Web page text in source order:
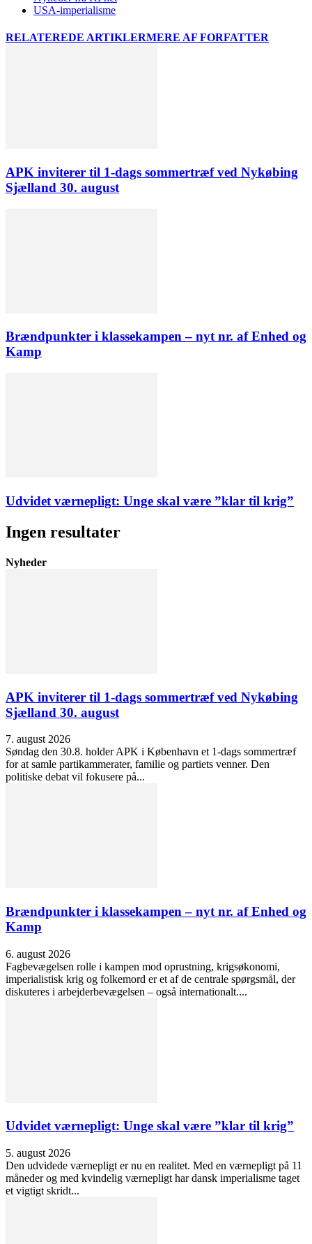
USA-imperialisme
RELATEREDE ARTIKLERMERE AF FORFATTER
APK inviterer til 1-dags sommertræf ved Nykøbing
Sjælland 30. august
Brændpunkter i klassekampen – nyt nr. af Enhed og
Kamp
Udvidet værnepligt: Unge skal være ”klar til krig”
Ingen resultater
Nyheder
APK inviterer til 1-dags sommertræf ved Nykøbing
Sjælland 30. august
7. august 2026
Søndag den 30.8. holder APK i København et 1-dags sommertræf
for at samle partikammerater, familie og partiets venner. Den
politiske debat vil fokusere på...
Brændpunkter i klassekampen – nyt nr. af Enhed og
Kamp
6. august 2026
Fagbevægelsen rolle i kampen mod oprustning, krigsøkonomi,
imperialistisk krig og folkemord er et af de centrale spørgsmål, der
diskuteres i arbejderbevægelsen – også internationalt....
Udvidet værnepligt: Unge skal være ”klar til krig”
5. august 2026
Den udvidede værnepligt er nu en realitet. Med en værnepligt på 11
måneder og med kvindelig værnepligt har dansk imperialisme taget
et vigtigt skridt...